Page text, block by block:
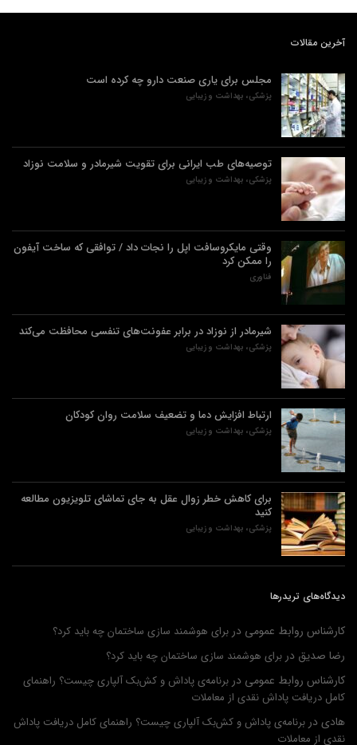
آخرین مقالات
مجلس برای یاری صنعت دارو چه کرده است
پزشکی، بهداشت و زیبایی
توصیه‌های طب ایرانی برای تقویت شیرمادر و سلامت نوزاد
پزشکی، بهداشت و زیبایی
وقتی مایکروسافت اپل را نجات داد / توافقی که ساخت آیفون
را ممکن کرد
فناوری
شیرمادر از نوزاد در برابر عفونت‌های تنفسی محافظت می‌کند
پزشکی، بهداشت و زیبایی
ارتباط افزایش دما و تضعیف سلامت روان کودکان
پزشکی، بهداشت و زیبایی
برای کاهش خطر زوال عقل به جای تماشای تلویزیون مطالعه
کنید
پزشکی، بهداشت و زیبایی
دیدگاه‌های تریدرها
کارشناس روابط عمومی در برای هوشمند سازی ساختمان چه باید کرد؟
رضا صدیق در برای هوشمند سازی ساختمان چه باید کرد؟
کارشناس روابط عمومی در برنامه‌ی پاداش و کش‌بک آلپاری چیست؟ راهنمای
کامل دریافت پاداش نقدی از معاملات
هادی در برنامه‌ی پاداش و کش‌بک آلپاری چیست؟ راهنمای کامل دریافت پاداش
نقدی از معاملات